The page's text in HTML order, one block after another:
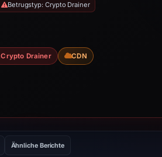
Betrugstyp: Crypto Drainer
Crypto Drainer CDN
Ähnliche Berichte